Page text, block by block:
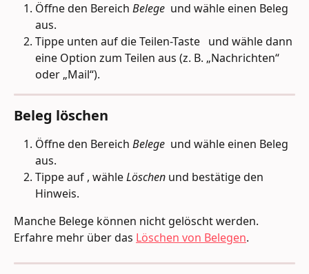
Öffne den Bereich Belege und wähle einen Beleg
aus.
Tippe unten auf die Teilen-Taste
  und wähle dann
eine Option zum Teilen aus (z. B. „Nachrichten“
oder „Mail“).
Beleg löschen
Öffne den Bereich Belege und wähle einen Beleg
aus.
Tippe auf , wähle Löschen und bestätige den
Hinweis.
Manche Belege können nicht gelöscht werden.
Erfahre mehr über das Löschen von Belegen.